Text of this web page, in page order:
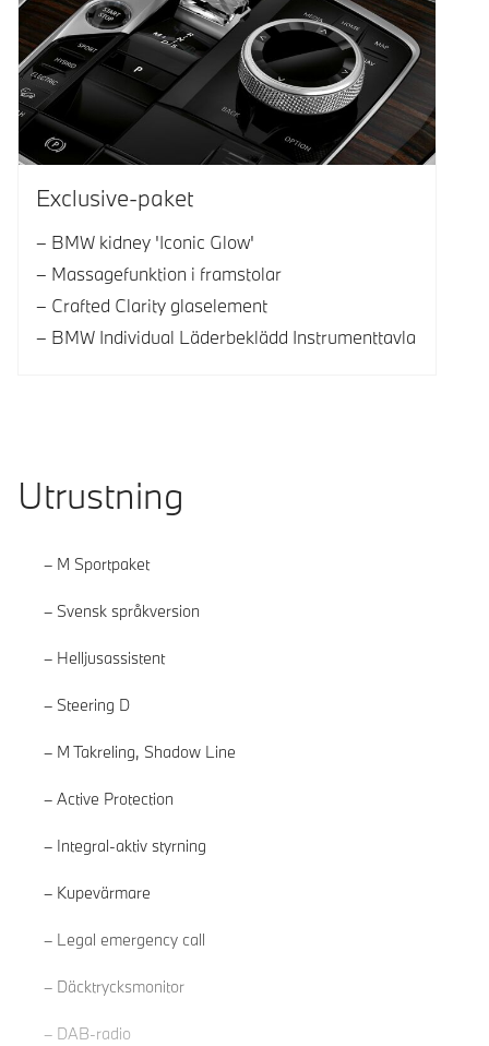
Exclusive-paket
BMW kidney 'Iconic Glow'
Massagefunktion i framstolar
Crafted Clarity glaselement
BMW Individual Läderbeklädd Instrumenttavla
Utrustning
M Sportpaket
Svensk språkversion
Helljusassistent
Steering D
M Takreling, Shadow Line
Active Protection
Integral-aktiv styrning
Kupevärmare
Legal emergency call
Däcktrycksmonitor
DAB-radio
Läs mer